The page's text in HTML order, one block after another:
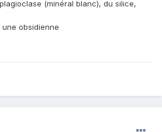
(minéral blanc), du silice,
obsidienne